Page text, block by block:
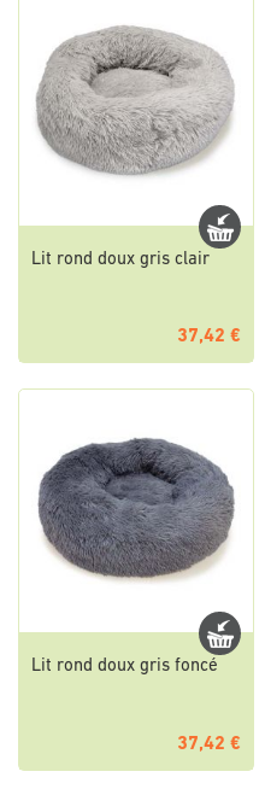
Lit rond doux gris clair
37,42 €
Lit rond doux gris foncé
37,42 €